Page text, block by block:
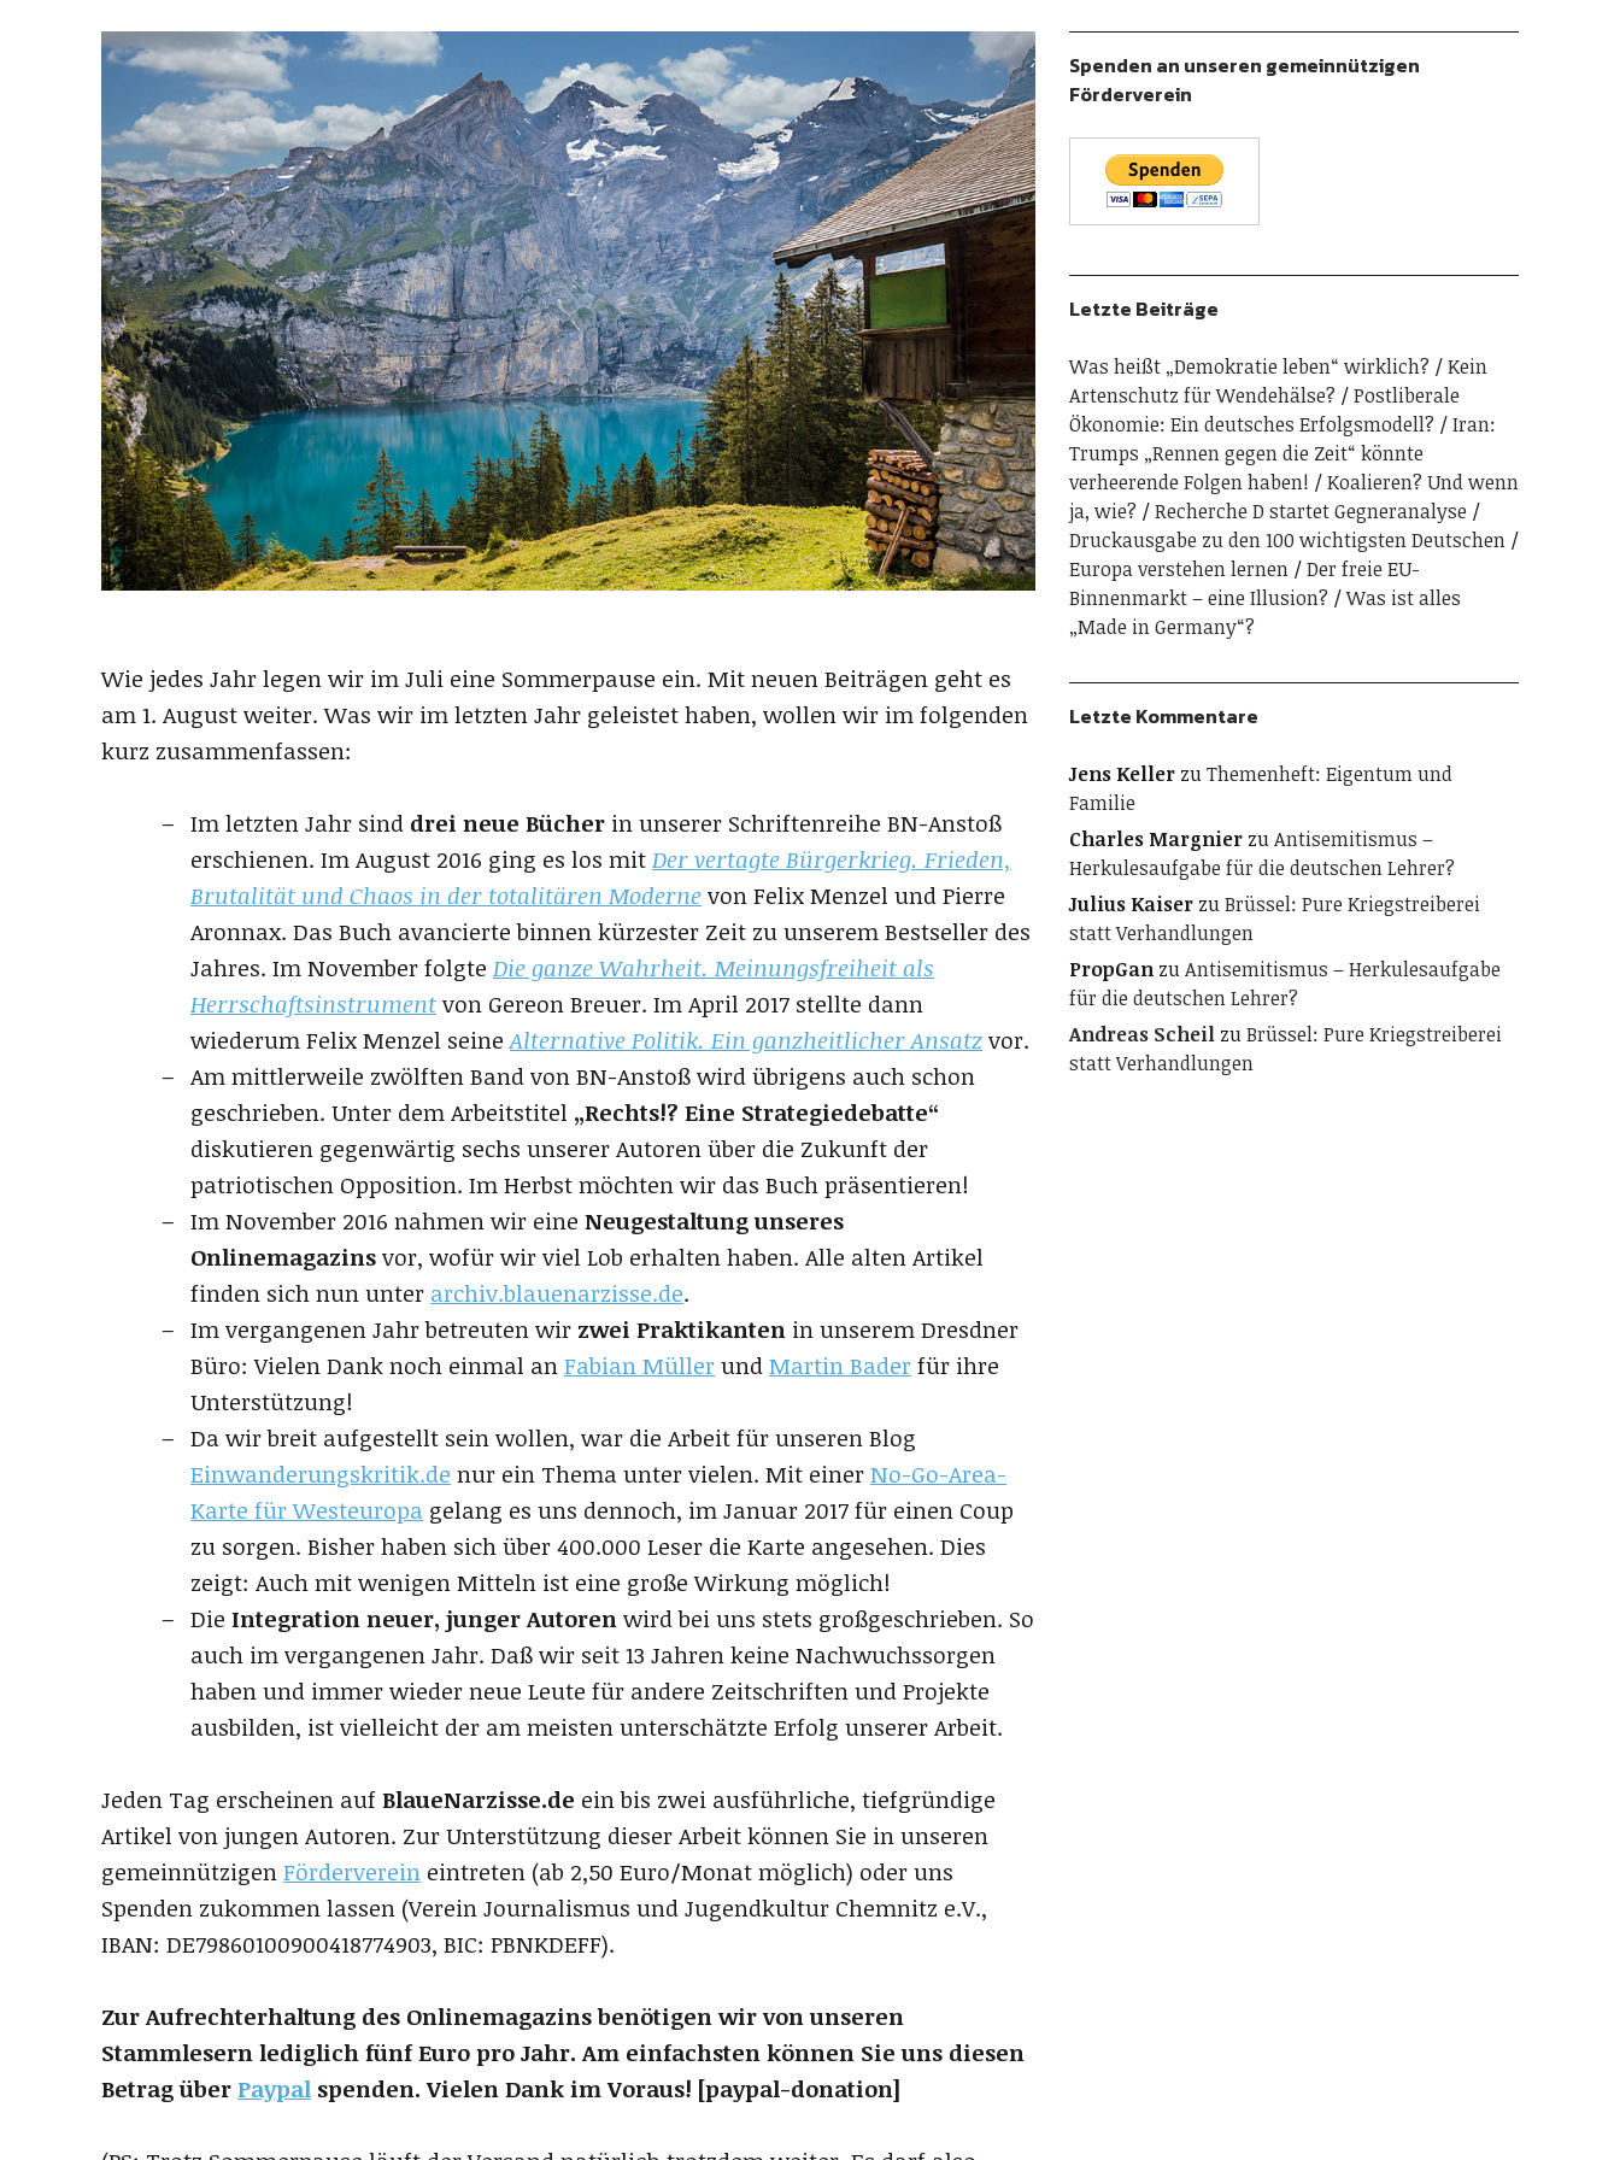
Wie jedes Jahr legen wir im Juli eine Sommerpause ein. Mit neuen Beiträgen geht es
am 1. August weiter. Was wir im letzten Jahr geleistet haben, wollen wir im folgenden
kurz zusammenfassen:
Im letzten Jahr sind drei neue Bücher in unserer Schriftenreihe BN-Anstoß
erschienen. Im August 2016 ging es los mitDer vertagte Bürgerkrieg. Frieden,
Brutalität und Chaos in der totalitären Modernevon Felix Menzel und Pierre
Aronnax. Das Buch avancierte binnen kürzester Zeit zu unserem Bestseller des
Jahres. Im November folgte Die ganze Wahrheit. Meinungsfreiheit als
Herrschaftsinstrumentvon Gereon Breuer. Im April 2017 stellte dann
wiederum Felix Menzel seineAlternative Politik. Ein ganzheitlicher Ansatzvor.
Am mittlerweile zwölften Band von BN-Anstoß wird übrigens auch schon
geschrieben. Unter dem Arbeitstitel „Rechts!? Eine Strategiedebatte“
diskutieren gegenwärtig sechs unserer Autoren über die Zukunft der
patriotischen Opposition. Im Herbst möchten wir das Buch präsentieren!
Im November 2016 nahmen wir eine Neugestaltung unseres
Onlinemagazinsvor, wofür wir viel Lob erhalten haben. Alle alten Artikel
finden sich nun unter archiv.blauenarzisse.de.
Im vergangenen Jahr betreuten wir zwei Praktikanten in unserem Dresdner
Büro: Vielen Dank noch einmal anFabian MüllerundMartin Baderfür ihre
Unterstützung!
Da wir breit aufgestellt sein wollen, war die Arbeit für unseren Blog
Einwanderungskritik.de nur ein Thema unter vielen. Mit einerNo-Go-Area-
Karte für Westeuropa gelang es uns dennoch, im Januar 2017 für einen Coup
zu sorgen. Bisher haben sich über 400.000 Leser die Karte angesehen. Dies
zeigt: Auch mit wenigen Mitteln ist eine große Wirkung möglich!
Die Integration neuer, junger Autorenwird bei uns stets großgeschrieben. So
auch im vergangenen Jahr. Daß wir seit 13 Jahren keine Nachwuchssorgen
haben und immer wieder neue Leute für andere Zeitschriften und Projekte
ausbilden, ist vielleicht der am meisten unterschätzte Erfolg unserer Arbeit.
Jeden Tag erscheinen aufBlaueNarzisse.de ein bis zwei ausführliche, tiefgründige
Artikel von jungen Autoren. Zur Unterstützung dieser Arbeit können Sie in unseren
gemeinnützigenFörderverein eintreten (ab 2,50 Euro/Monat möglich) oder uns
Spenden zukommen lassen (Verein Journalismus und Jugendkultur Chemnitz e.V.,
IBAN: DE79860100900418774903, BIC: PBNKDEFF).
Zur Aufrechterhaltung des Onlinemagazins benötigen wir von unseren
Stammlesern lediglich fünf Euro pro Jahr. Am einfachsten können Sie uns diesen
Betrag überPaypal spenden. Vielen Dank im Voraus! [paypal-donation]
Spenden an unseren gemeinnützigen
Förderverein
Letzte Beiträge
Was heißt „Demokratie leben“ wirklich?
Kein
Artenschutz für Wendehälse?
Postliberale
Ökonomie: Ein deutsches Erfolgsmodell?
Iran:
Trumps „Rennen gegen die Zeit“ könnte
verheerende Folgen haben!
Koalieren? Und wenn
ja, wie?
Recherche D startet Gegneranalyse
Druckausgabe zu den 100 wichtigsten Deutschen
Europa verstehen lernen
Der freie EU-
Binnenmarkt – eine Illusion?
Was ist alles
„Made in Germany“?
Letzte Kommentare
Jens KellerzuThemenheft: Eigentum und
Familie
Charles MargnierzuAntisemitismus –
Herkulesaufgabe für die deutschen Lehrer?
Julius KaiserzuBrüssel: Pure Kriegstreiberei
statt Verhandlungen
PropGanzuAntisemitismus – Herkulesaufgabe
für die deutschen Lehrer?
Andreas ScheilzuBrüssel: Pure Kriegstreiberei
statt Verhandlungen